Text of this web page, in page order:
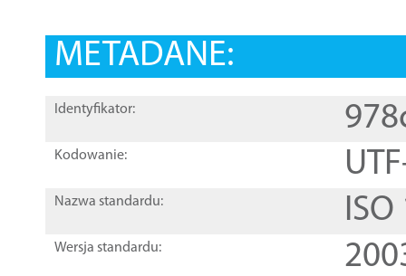
METADANE:
Identyfikator:
Kodowanie:
Nazwa standardu:
Wersja standardu: